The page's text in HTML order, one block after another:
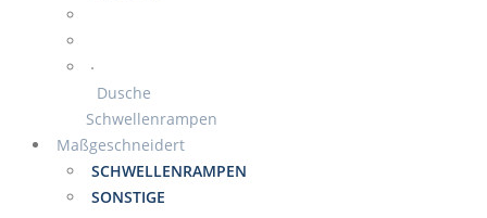
Dusche
Schwellenrampen
Maßgeschneidert
SCHWELLENRAMPEN
SONSTIGE